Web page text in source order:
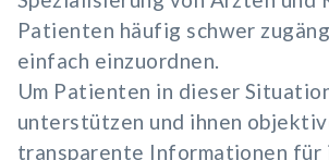
Patienten häufig schwer
einfach einzuordnen.
Um Patienten in dieser
unterstützen und ihnen
transparente Informationen für